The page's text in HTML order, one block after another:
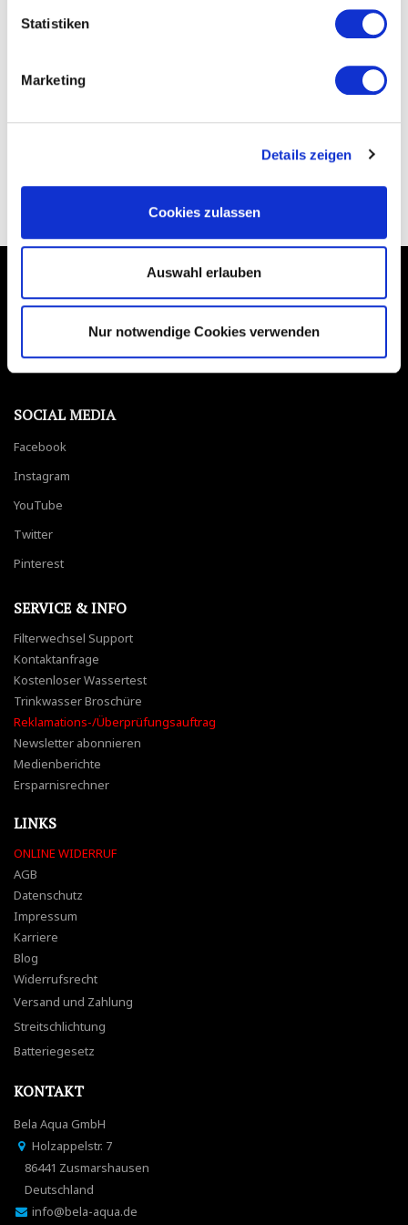
Statistiken
Marketing
Details zeigen
Cookies zulassen
Auswahl erlauben
Nur notwendige Cookies verwenden
Wenn Sie die Zimtsterne mit einem Apfelschnitz in eine
*Alle Preise inkl. gesetzl. MwSt., zzgl.Versandkosten
SOCIAL MEDIA
Facebook
Instagram
YouTube
Twitter
Pinterest
SERVICE & INFO
Filterwechsel Support
Kontaktanfrage
Kostenloser Wassertest
Trinkwasser Broschüre
Reklamations-/Überprüfungsauftrag
Newsletter abonnieren
Medienberichte
Ersparnisrechner
LINKS
ONLINE WIDERRUF
AGB
Datenschutz
Impressum
Karriere
Blog
Widerrufsrecht
Versand und Zahlung
Streitschlichtung
Batteriegesetz
KONTAKT
Bela Aqua GmbH
Holzappelstr. 7
86441 Zusmarshausen
Deutschland
info@bela-aqua.de